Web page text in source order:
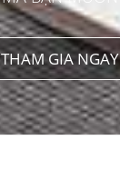
THAM GIA NGAY